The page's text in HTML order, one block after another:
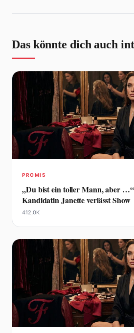
Das könnte dich auch
PROMIS
„Du bist ein toller Mann, aber
Kandidatin Janette verlässt Show
412,0K